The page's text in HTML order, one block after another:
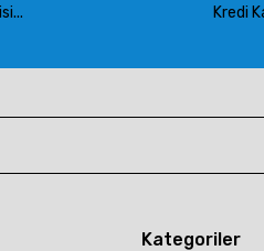
Kredi
Kategoriler